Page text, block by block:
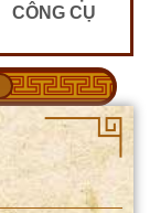
CÔNG CỤ